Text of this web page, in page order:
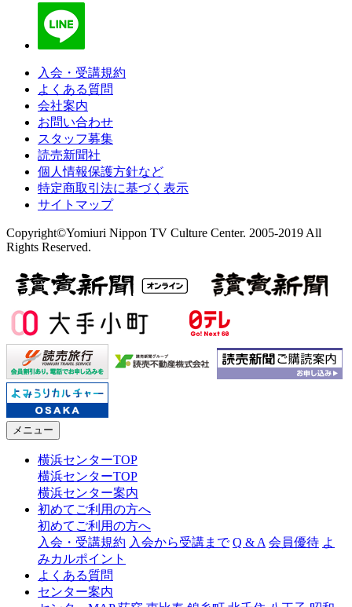
入会・受講規約
よくある質問
会社案内
お問い合わせ
スタッフ募集
読売新聞社
個人情報保護方針など
特定商取引法に基づく表示
サイトマップ
Copyright©Yomiuri Nippon TV Culture Center. 2005-2019 All
Rights Reserved.
メニュー
横浜センターTOP
横浜センターTOP
横浜センター案内
初めてご利用の方へ
初めてご利用の方へ
入会・受講規約 入会から受講まで Q & A 会員優待 よ
みカルポイント
よくある質問
センター案内